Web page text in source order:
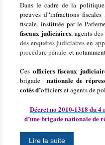
Dans le cadre de la
preuves d'‘infractions
fiscale, instituée par le
fiscaux judiciaires, agents
des enquêtes judiciaires en
procédure pénale.et
Ces officiers fiscaux
brigade
nationale de
cotés d’officiers et agents de
Décret no 2010-1318 du
d’une brigade nationale de
Lire la suite